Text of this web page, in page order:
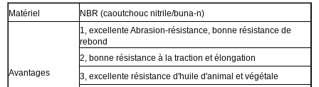
Matériel NBR (caoutchouc nitrile/buna-n)
Avantages
1, excellente Abrasion-résistance, bonne résistance de
rebond
2, bonne résistance à la traction et élongation
3, excellente résistance d'huile d'animal et végétale